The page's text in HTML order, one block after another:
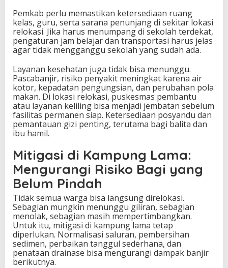
Pemkab perlu memastikan ketersediaan ruang
kelas, guru, serta sarana penunjang di sekitar lokasi
relokasi. Jika harus menumpang di sekolah terdekat,
pengaturan jam belajar dan transportasi harus jelas
agar tidak mengganggu sekolah yang sudah ada.
Layanan kesehatan juga tidak bisa menunggu.
Pascabanjir, risiko penyakit meningkat karena air
kotor, kepadatan pengungsian, dan perubahan pola
makan. Di lokasi relokasi, puskesmas pembantu
atau layanan keliling bisa menjadi jembatan sebelum
fasilitas permanen siap. Ketersediaan posyandu dan
pemantauan gizi penting, terutama bagi balita dan
ibu hamil.
Mitigasi di Kampung Lama:
Mengurangi Risiko Bagi yang
Belum Pindah
Tidak semua warga bisa langsung direlokasi.
Sebagian mungkin menunggu giliran, sebagian
menolak, sebagian masih mempertimbangkan.
Untuk itu, mitigasi di kampung lama tetap
diperlukan. Normalisasi saluran, pembersihan
sedimen, perbaikan tanggul sederhana, dan
penataan drainase bisa mengurangi dampak banjir
berikutnya.